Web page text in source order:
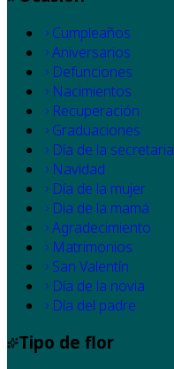
Cumpleaños
Aniversarios
Defunciones
Nacimientos
Recuperación
Graduaciones
Día de la secretaria
Navidad
Día de la mujer
Dia de la mamá
Agradecimiento
Matrimonios
San Valentín
Día de la novia
Día del padre
Tipo de flor